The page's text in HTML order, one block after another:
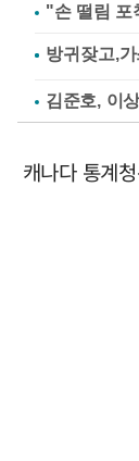
"손 떨림
김준호, 이
캐나다 통계